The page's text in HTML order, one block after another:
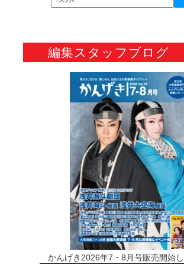
編集スタッフブログ
かんげき2026年7・8月号販売開始し